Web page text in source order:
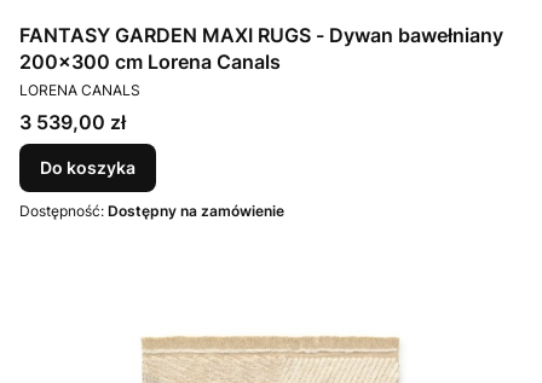
FANTASY GARDEN MAXI RUGS - Dywan bawełniany
200x300 cm Lorena Canals
PRODUCENT
LORENA CANALS
Cena
3 539,00 zł
Do koszyka
Dostępność: Dostępny na zamówienie